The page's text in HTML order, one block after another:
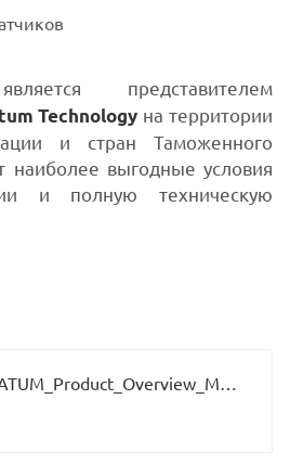
представителем
Technology на территории
и стран Таможенного
наиболее выгодные условия
и полную техническую